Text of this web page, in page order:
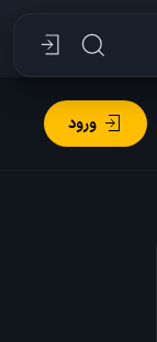
ورود